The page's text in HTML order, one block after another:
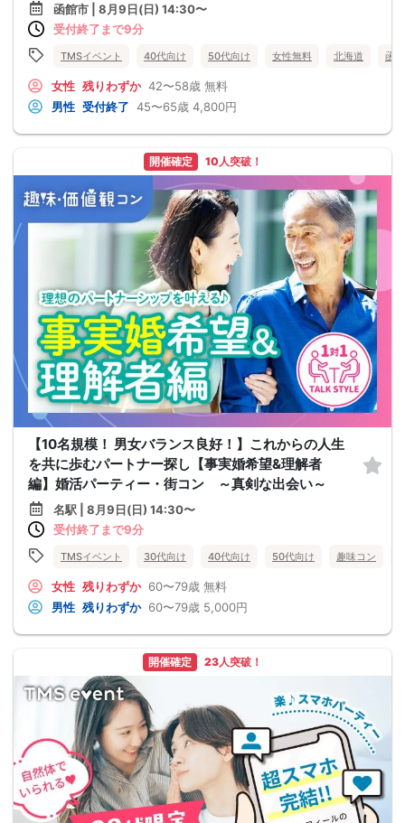
函館市 | 8月9日(日) 14:30〜
受付終了まで9分
TMSイベント 40代向け 50代向け 女性無料 北海道 函
女性 残りわずか 42〜58歳 無料
男性 受付終了 45〜65歳 4,800円
開催確定 10人突破！
【10名規模！ 男女バランス良好！】これからの人生
を共に歩むパートナー探し【事実婚希望&理解者
編】婚活パーティー・街コン ～真剣な出会い～
名駅 | 8月9日(日) 14:30〜
受付終了まで9分
TMSイベント 30代向け 40代向け 50代向け 趣味コン
女性 残りわずか 60〜79歳 無料
男性 残りわずか 60〜79歳 5,000円
開催確定 23人突破！